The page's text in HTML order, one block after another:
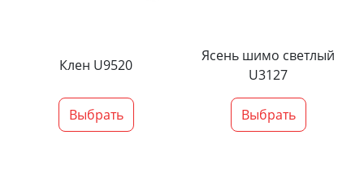
Клен U9520
Выбрать
Ясень шимо светлый
U3127
Выбрать